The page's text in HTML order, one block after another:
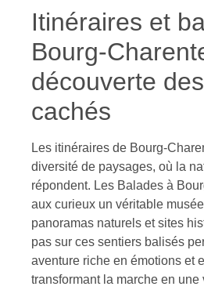
Itinéraires et
Bourg-
découverte
cachés
Les itinéraires de Bourg-
diversité de paysages, où la
répondent. Les Balades à
aux curieux un véritable
panoramas naturels et sites
pas sur ces sentiers balisés
aventure riche en émotions et
transformant la marche en